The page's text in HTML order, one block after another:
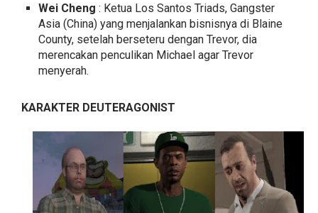
Wei Cheng : Ketua Los Santos Triads, Gangster
Asia (China) yang menjalankan bisnisnya di Blaine
County, setelah berseteru dengan Trevor, dia
merencakan penculikan Michael agar Trevor
menyerah.
KARAKTER DEUTERAGONIST